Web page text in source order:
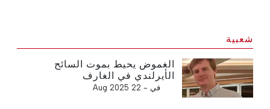
شعبية
الغموض يحيط بموت السائح
الأيرلندي في الغارف
في - 22 Aug 2025